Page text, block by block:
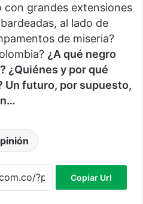
grandes extensiones
al lado de
de miseria?
¿A qué negro
¿Quiénes y por qué
Un futuro, por supuesto,
Copiar Url